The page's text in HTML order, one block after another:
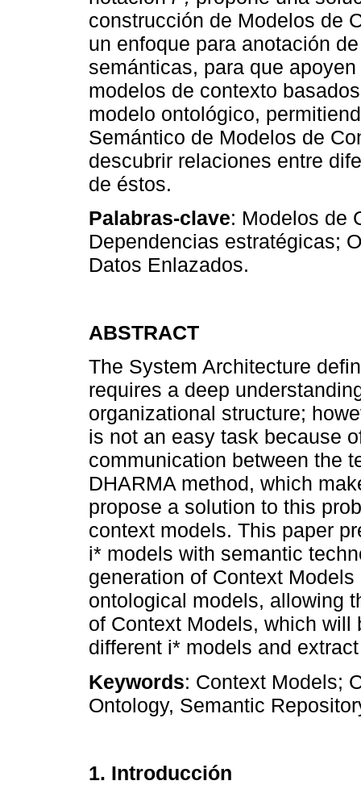
construcción de Modelos de
un enfoque para anotación
semánticas, para que
modelos de contexto
modelo ontológico,
Semántico de Modelos de
descubrir relaciones entre
de éstos.
Palabras-clave: Modelos de
Dependencias estratégicas;
Datos Enlazados.
ABSTRACT
The System Architecture
requires a deep
organizational structure;
is not an easy task because
communication between the
DHARMA method, which
propose a solution to this
context models. This paper
i* models with semantic
generation of Context
ontological models, allowing
of Context Models, which
different i* models and
Keywords: Context Models;
Ontology, Semantic
1. Introducción